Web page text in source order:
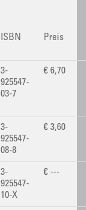
ISBN Preis
3-
925547-
03-7
€ 6,70
3-
925547-
08-8
€ 3,60
3-
925547-
10-X
€ ---